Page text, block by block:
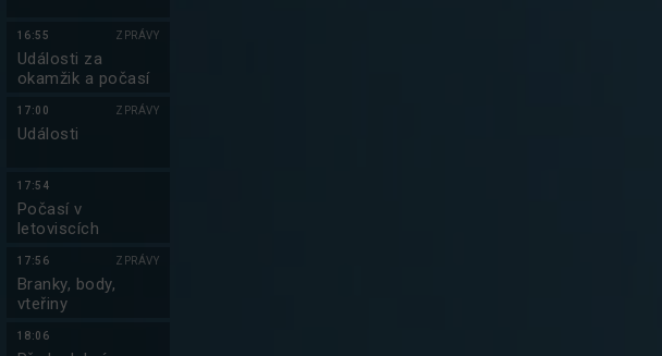
16:55 ZPRÁVY
Události za
okamžik a počasí
17:00 ZPRÁVY
Události
17:54
Počasí v
letoviscích
17:56 ZPRÁVY
Branky, body,
vteřiny
18:06